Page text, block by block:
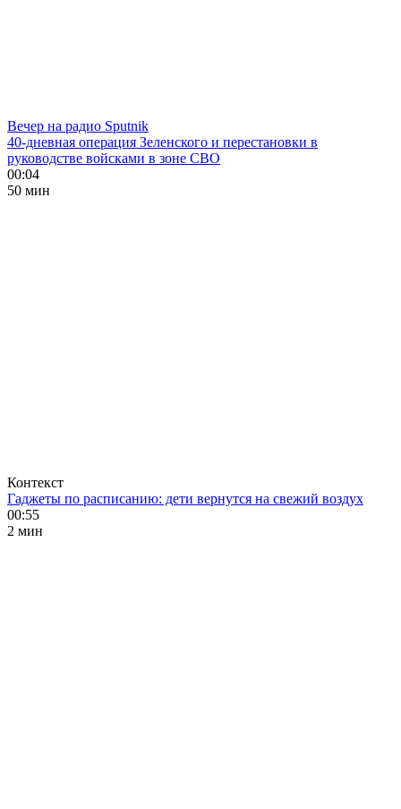
Вечер на радио Sputnik
40-дневная операция Зеленского и перестановки в
руководстве войсками в зоне СВО
00:04
50 мин
Контекст
Гаджеты по расписанию: дети вернутся на свежий воздух
00:55
2 мин